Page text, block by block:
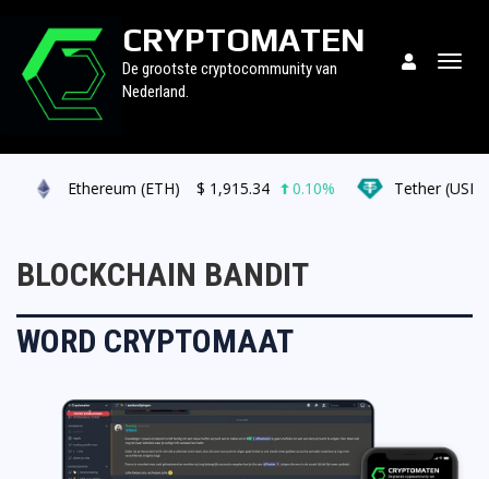
CRYPTOMATEN
De grootste cryptocommunity van
Nederland.
Ethereum (ETH) $1,915.34 0.10% Tether (USDT)
BLOCKCHAIN BANDIT
WORD CRYPTOMAAT